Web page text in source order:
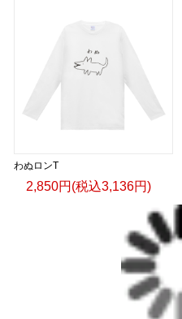
わぬロンT
2,850円(税込3,136円)